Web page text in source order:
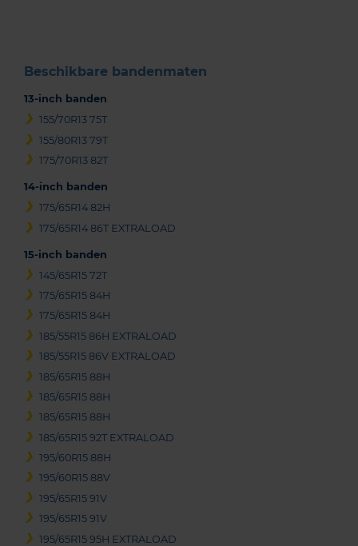
Beschikbare bandenmaten
13-inch banden
155/70R13 75T
155/80R13 79T
175/70R13 82T
14-inch banden
175/65R14 82H
175/65R14 86T EXTRALOAD
15-inch banden
145/65R15 72T
175/65R15 84H
175/65R15 84H
185/55R15 86H EXTRALOAD
185/55R15 86V EXTRALOAD
185/65R15 88H
185/65R15 88H
185/65R15 88H
185/65R15 92T EXTRALOAD
195/60R15 88H
195/60R15 88V
195/65R15 91V
195/65R15 91V
195/65R15 95H EXTRALOAD